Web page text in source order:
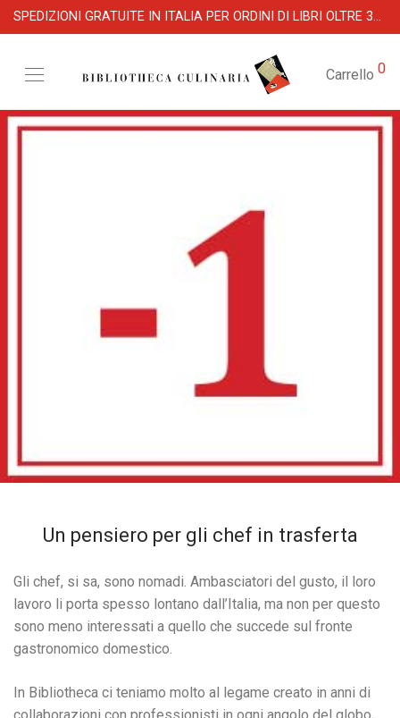
SPEDIZIONI GRATUITE IN ITALIA PER ORDINI DI LIBRI OLTRE 39 €
Carrello 0
Un pensiero per gli chef in trasferta
Gli chef, si sa, sono nomadi. Ambasciatori del gusto, il loro
lavoro li porta spesso lontano dall’Italia, ma non per questo
sono meno interessati a quello che succede sul fronte
gastronomico domestico.
In Bibliotheca ci teniamo molto al legame creato in anni di